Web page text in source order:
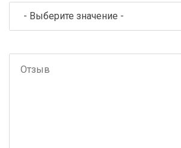
- Выберите значение -